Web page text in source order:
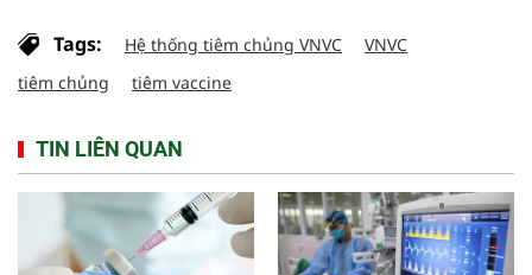
Tags: Hệ thống tiêm chủng VNVC
VNVC
tiêm chủng
tiêm vaccine
TIN LIÊN QUAN